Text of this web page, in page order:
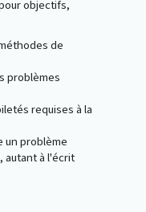
objectifs,
de
problèmes
requises à la
un problème
autant à l'écrit